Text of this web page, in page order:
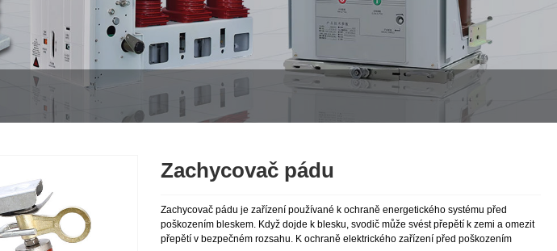
Zachycovač pádu
Zachycovač pádu je zařízení používané k ochraně energetického systému před
poškozením bleskem. Když dojde k blesku, svodič může svést přepětí k zemi a omezit
přepětí v bezpečném rozsahu. K ochraně elektrického zařízení před poškozením